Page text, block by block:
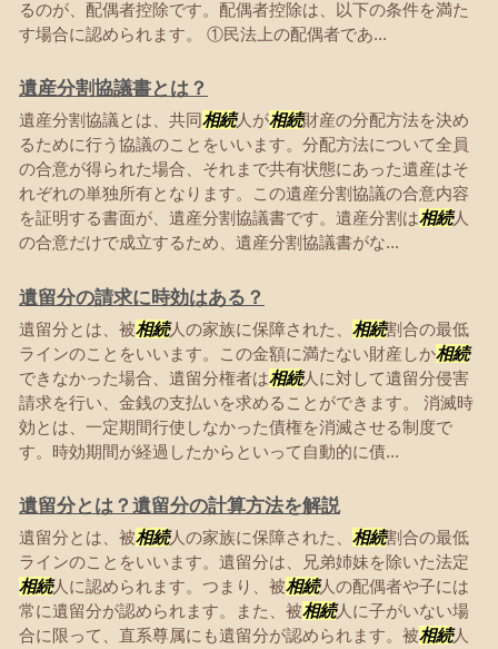
るのが、配偶者控除です。配偶者控除は、以下の条件を満た
す場合に認められます。 ①民法上の配偶者であ...
遺産分割協議書とは？
遺産分割協議とは、共同相続人が相続財産の分配方法を決め
るために行う協議のことをいいます。分配方法について全員
の合意が得られた場合、それまで共有状態にあった遺産はそ
れぞれの単独所有となります。この遺産分割協議の合意内容
を証明する書面が、遺産分割協議書です。遺産分割は相続人
の合意だけで成立するため、遺産分割協議書がな...
遺留分の請求に時効はある？
遺留分とは、被相続人の家族に保障された、 相続割合の最低
ラインのことをいいます。この金額に満たない財産しか相続
できなかった場合、遺留分権者は相続人に対して遺留分侵害
請求を行い、金銭の支払いを求めることができます。 消滅時
効とは、一定期間行使しなかった債権を消滅させる制度で
す。時効期間が経過したからといって自動的に債...
遺留分とは？遺留分の計算方法を解説
遺留分とは、被相続人の家族に保障された、 相続割合の最低
ラインのことをいいます。遺留分は、兄弟姉妹を除いた法定
相続人に認められます。つまり、被相続人の配偶者や子には
常に遺留分が認められます。また、被相続人に子がいない場
合に限って、直系尊属にも遺留分が認められます。被相続人